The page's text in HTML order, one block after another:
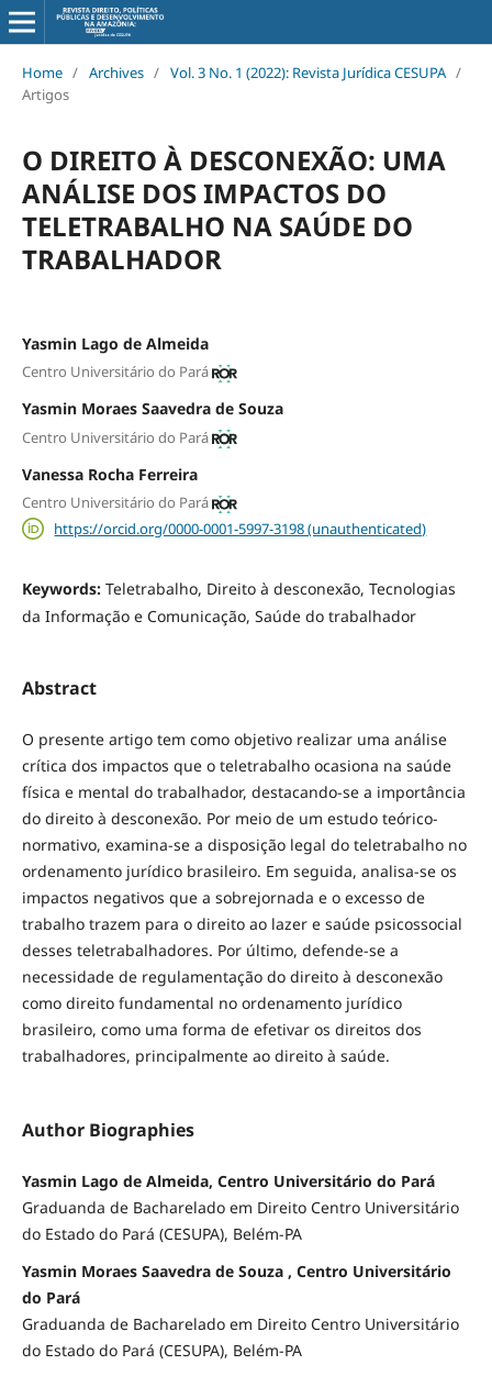
Home / Archives / Vol. 3 No. 1 (2022): Revista Jurídica CESUPA /
Artigos
O DIREITO À DESCONEXÃO: UMA
ANÁLISE DOS IMPACTOS DO
TELETRABALHO NA SAÚDE DO
TRABALHADOR
Yasmin Lago de Almeida
Centro Universitário do Pará
Yasmin Moraes Saavedra de Souza
Centro Universitário do Pará
Vanessa Rocha Ferreira
Centro Universitário do Pará
https://orcid.org/0000-0001-5997-3198 (unauthenticated)
Keywords: Teletrabalho, Direito à desconexão, Tecnologias
da Informação e Comunicação, Saúde do trabalhador
Abstract
O presente artigo tem como objetivo realizar uma análise
crítica dos impactos que o teletrabalho ocasiona na saúde
física e mental do trabalhador, destacando-se a importância
do direito à desconexão. Por meio de um estudo teórico-
normativo, examina-se a disposição legal do teletrabalho no
ordenamento jurídico brasileiro. Em seguida, analisa-se os
impactos negativos que a sobrejornada e o excesso de
trabalho trazem para o direito ao lazer e saúde psicossocial
desses teletrabalhadores. Por último, defende-se a
necessidade de regulamentação do direito à desconexão
como direito fundamental no ordenamento jurídico
brasileiro, como uma forma de efetivar os direitos dos
trabalhadores, principalmente ao direito à saúde.
Author Biographies
Yasmin Lago de Almeida, Centro Universitário do Pará
Graduanda de Bacharelado em Direito Centro Universitário
do Estado do Pará (CESUPA), Belém-PA
Yasmin Moraes Saavedra de Souza , Centro Universitário
do Pará
Graduanda de Bacharelado em Direito Centro Universitário
do Estado do Pará (CESUPA), Belém-PA